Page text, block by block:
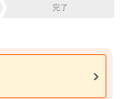
完了